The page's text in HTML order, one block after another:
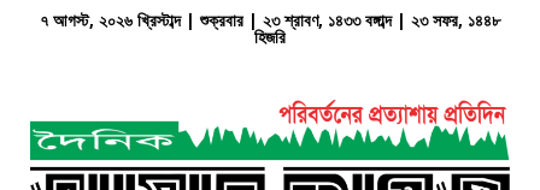
৭ আগস্ট, ২০২৬ খ্রিস্টাব্দ | শুক্রবার | ২৩ শ্রাবণ, ১৪৩৩ বঙ্গাব্দ | ২৩ সফর, ১৪৪৮
হিজরি